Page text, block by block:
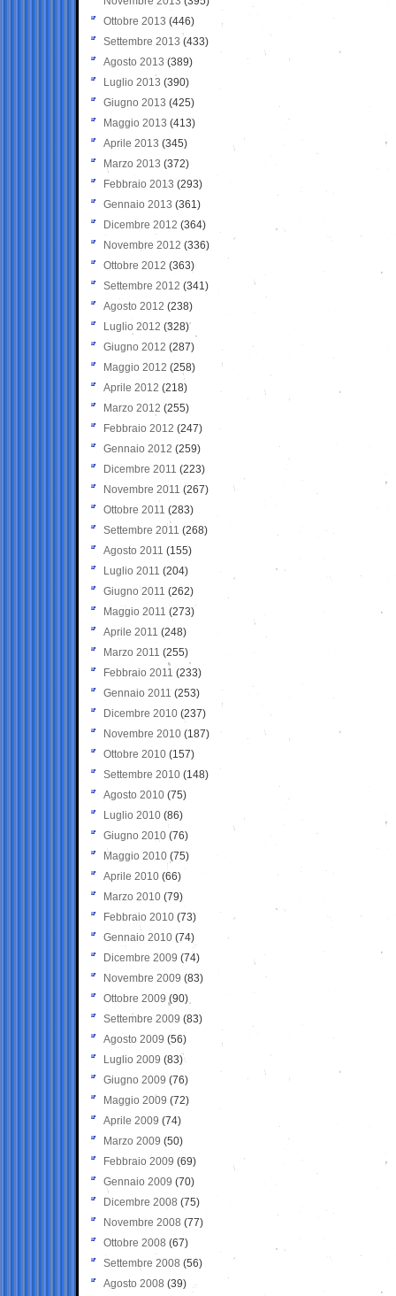
Ottobre 2013 (446)
Settembre 2013 (433)
Agosto 2013 (389)
Luglio 2013 (390)
Giugno 2013 (425)
Maggio 2013 (413)
Aprile 2013 (345)
Marzo 2013 (372)
Febbraio 2013 (293)
Gennaio 2013 (361)
Dicembre 2012 (364)
Novembre 2012 (336)
Ottobre 2012 (363)
Settembre 2012 (341)
Agosto 2012 (238)
Luglio 2012 (328)
Giugno 2012 (287)
Maggio 2012 (258)
Aprile 2012 (218)
Marzo 2012 (255)
Febbraio 2012 (247)
Gennaio 2012 (259)
Dicembre 2011 (223)
Novembre 2011 (267)
Ottobre 2011 (283)
Settembre 2011 (268)
Agosto 2011 (155)
Luglio 2011 (204)
Giugno 2011 (262)
Maggio 2011 (273)
Aprile 2011 (248)
Marzo 2011 (255)
Febbraio 2011 (233)
Gennaio 2011 (253)
Dicembre 2010 (237)
Novembre 2010 (187)
Ottobre 2010 (157)
Settembre 2010 (148)
Agosto 2010 (75)
Luglio 2010 (86)
Giugno 2010 (76)
Maggio 2010 (75)
Aprile 2010 (66)
Marzo 2010 (79)
Febbraio 2010 (73)
Gennaio 2010 (74)
Dicembre 2009 (74)
Novembre 2009 (83)
Ottobre 2009 (90)
Settembre 2009 (83)
Agosto 2009 (56)
Luglio 2009 (83)
Giugno 2009 (76)
Maggio 2009 (72)
Aprile 2009 (74)
Marzo 2009 (50)
Febbraio 2009 (69)
Gennaio 2009 (70)
Dicembre 2008 (75)
Novembre 2008 (77)
Ottobre 2008 (67)
Settembre 2008 (56)
Agosto 2008 (39)